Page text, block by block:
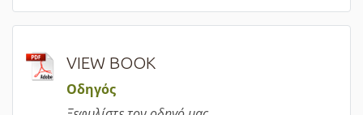
VIEW BOOK
Οδηγός